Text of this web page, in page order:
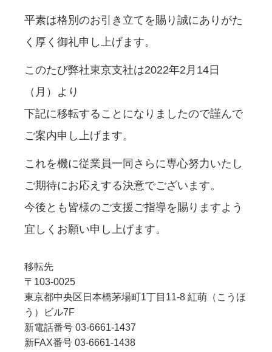
平素は格別のお引き立てを賜り誠にありがた
く厚く御礼申し上げます。
このたび弊社東京支社は2022年2月14日
（月）より
下記に移転することになりましたので謹んで
ご案内申し上げます。
これを機に従業員一同さらに専心努力いたし
ご期待にお応えする決意でございます。
今後とも皆様のご支援ご指導を賜りますよう
宜しくお願い申し上げます。
移転先
〒103-0025
東京都中央区日本橋茅場町1丁目11-8 紅萌（こうほ
う）ビル7F
新電話番号 03-6661-1437
新FAX番号 03-6661-1438